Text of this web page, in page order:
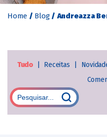
Home / Blog / Andreazza
Tudo Receitas